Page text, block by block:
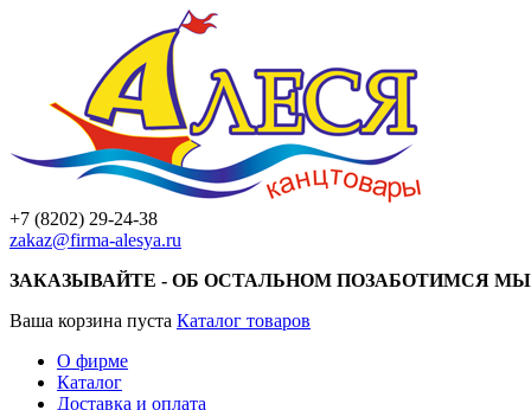
+7 (8202) 29-24-38
zakaz@firma-alesya.ru
ЗАКАЗЫВАЙТЕ - ОБ ОСТАЛЬНОМ ПОЗАБОТИМСЯ МЫ
Ваша корзина пуста Каталог товаров
О фирме
Каталог
Доставка и оплата